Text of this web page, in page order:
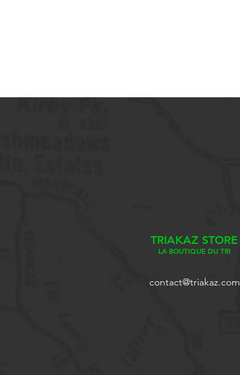
TRIAKAZ STORE
LA BOUTIQUE DU TRI
contact@triakaz.com